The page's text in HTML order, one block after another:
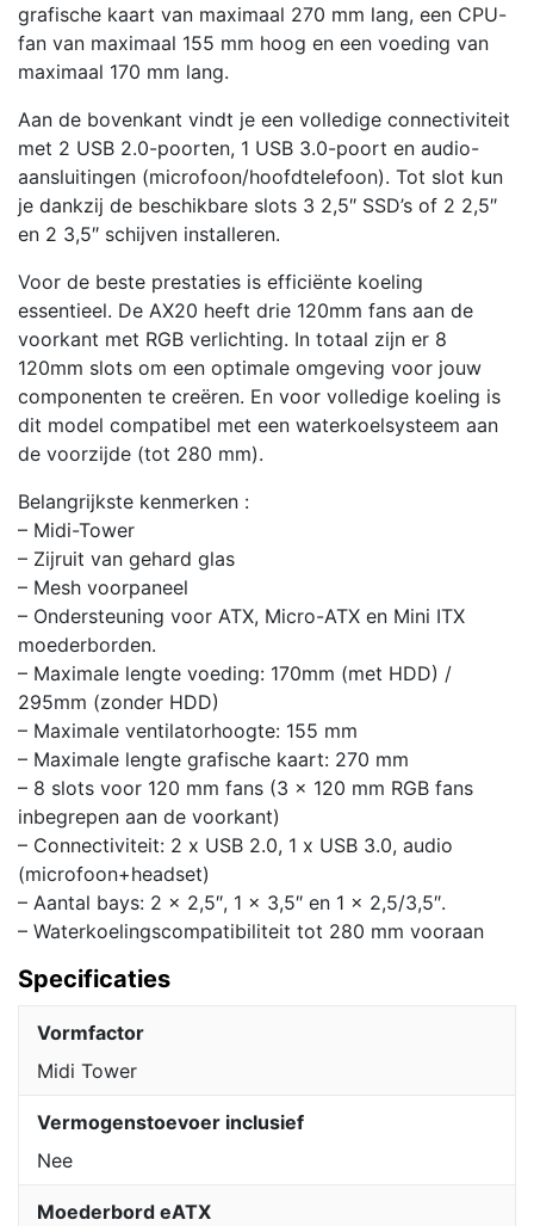
grafische kaart van maximaal 270 mm lang, een CPU-
fan van maximaal 155 mm hoog en een voeding van
maximaal 170 mm lang.
Aan de bovenkant vindt je een volledige connectiviteit
met 2 USB 2.0-poorten, 1 USB 3.0-poort en audio-
aansluitingen (microfoon/hoofdtelefoon). Tot slot kun
je dankzij de beschikbare slots 3 2,5″ SSD’s of 2 2,5″
en 2 3,5″ schijven installeren.
Voor de beste prestaties is efficiënte koeling
essentieel. De AX20 heeft drie 120mm fans aan de
voorkant met RGB verlichting. In totaal zijn er 8
120mm slots om een optimale omgeving voor jouw
componenten te creëren. En voor volledige koeling is
dit model compatibel met een waterkoelsysteem aan
de voorzijde (tot 280 mm).
Belangrijkste kenmerken :
– Midi-Tower
– Zijruit van gehard glas
– Mesh voorpaneel
– Ondersteuning voor ATX, Micro-ATX en Mini ITX
moederborden.
– Maximale lengte voeding: 170mm (met HDD) /
295mm (zonder HDD)
– Maximale ventilatorhoogte: 155 mm
– Maximale lengte grafische kaart: 270 mm
– 8 slots voor 120 mm fans (3 x 120 mm RGB fans
inbegrepen aan de voorkant)
– Connectiviteit: 2 x USB 2.0, 1 x USB 3.0, audio
(microfoon+headset)
– Aantal bays: 2 x 2,5″, 1 x 3,5″ en 1 x 2,5/3,5″.
– Waterkoelingscompatibiliteit tot 280 mm vooraan
Specificaties
Vormfactor
Midi Tower
Vermogenstoevoer inclusief
Nee
Moederbord eATX